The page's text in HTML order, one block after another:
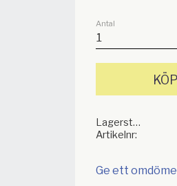
Antal
KÖP
Lagerstatus
Artikelnr
Ge ett